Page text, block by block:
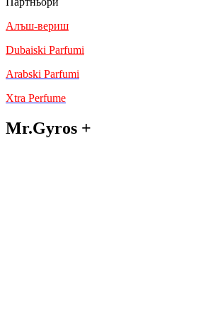
Алъш-вериш
Dubaiski Parfumi
Arabski Parfumi
Xtra Perfume
Mr.Gyros +